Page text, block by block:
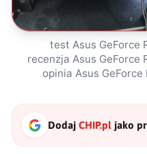
test Asus GeForce
recenzja Asus GeForce
opinia Asus GeForce
DodajCHIP.pl jako